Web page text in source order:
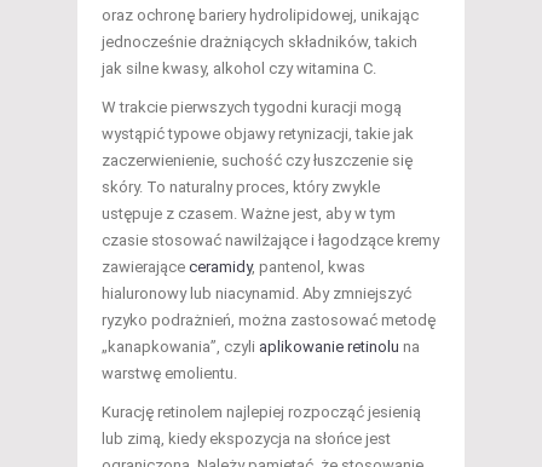
oraz ochronę bariery hydrolipidowej, unikając
jednocześnie drażniących składników, takich
jak silne kwasy, alkohol czy witamina C.
W trakcie pierwszych tygodni kuracji mogą
wystąpić typowe objawy retynizacji, takie jak
zaczerwienienie, suchość czy łuszczenie się
skóry. To naturalny proces, który zwykle
ustępuje z czasem. Ważne jest, aby w tym
czasie stosować nawilżające i łagodzące kremy
zawierające ceramidy, pantenol, kwas
hialuronowy lub niacynamid. Aby zmniejszyć
ryzyko podrażnień, można zastosować metodę
„kanapkowania”, czyli aplikowanie retinolu na
warstwę emolientu.
Kurację retinolem najlepiej rozpocząć jesienią
lub zimą, kiedy ekspozycja na słońce jest